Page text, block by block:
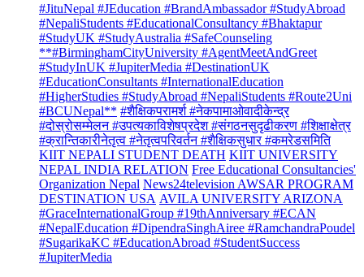
#JituNepal #JEducation #BrandAmbassador #StudyAbroad
#NepaliStudents #EducationalConsultancy #Bhaktapur
#StudyUK #StudyAustralia #SafeCounseling
**#BirminghamCityUniversity #AgentMeetAndGreet
#StudyInUK #JupiterMedia #DestinationUK
#EducationConsultants #InternationalEducation
#HigherStudies #StudyAbroad #NepaliStudents #Route2Uni
#BCUNepal** #शैक्षिकपरामर्श #नेकपामाओवादीकेन्द्र
#दोस्रोसम्मेलन #उपत्यकाविशेषप्रदेश #संगठनसुदृढीकरण #शिक्षाक्षेत्र
#क्रान्तिकारीनेतृत्व #नेतृत्वपरिवर्तन #शैक्षिकसुधार #कमरेडसमिति
KIIT NEPALI STUDENT DEATH KIIT UNIVERSITY
NEPAL INDIA RELATION Free Educational Consultancies'
Organization Nepal News24television AWSAR PROGRAM
DESTINATION USA AVILA UNIVERSITY ARIZONA
#GraceInternationalGroup #19thAnniversary #ECAN
#NepalEducation #DipendraSinghAiree #RamchandraPoudel
#SugarikaKC #EducationAbroad #StudentSuccess
#JupiterMedia